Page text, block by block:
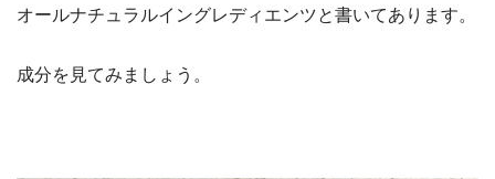
オールナチュラルイングレディエンツと書いてあります。
成分を見てみましょう。